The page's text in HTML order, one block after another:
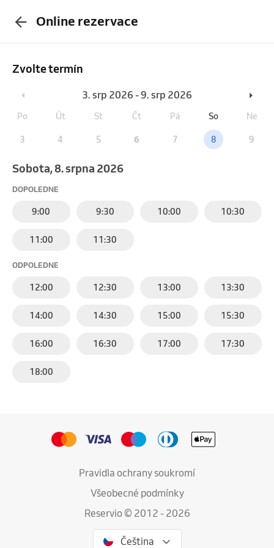
Online rezervace
Zvolte termín
3. srp 2026 - 9. srp 2026
Po Út St Čt Pá So Ne
3 4 5 6 7 8 9
sobota, 8. srpna 2026
DOPOLEDNE
9:00 9:30 10:00 10:30
11:00 11:30
ODPOLEDNE
12:00 12:30 13:00 13:30
14:00 14:30 15:00 15:30
16:00 16:30 17:00 17:30
18:00
Pravidla ochrany soukromí
Všeobecné podmínky
Reservio © 2012 - 2026
Čeština